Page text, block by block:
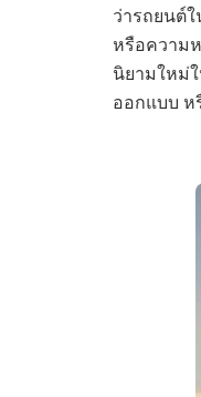
ว่ารถยนต์
หรือความ
นิยามใหม่
ออกแบบ ห